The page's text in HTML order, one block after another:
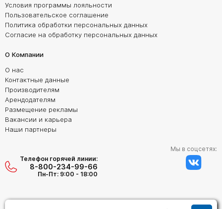
Условия программы лояльности
Пользовательское соглашение
Политика обработки персональных данных
Согласие на обработку персональных данных
О Компании
О нас
Контактные данные
Производителям
Арендодателям
Размещение рекламы
Вакансии и карьера
Наши партнеры
Телефон горячей линии:
8-800-234-99-66
Пн-Пт: 9:00 - 18:00
Мы в соцсетях: